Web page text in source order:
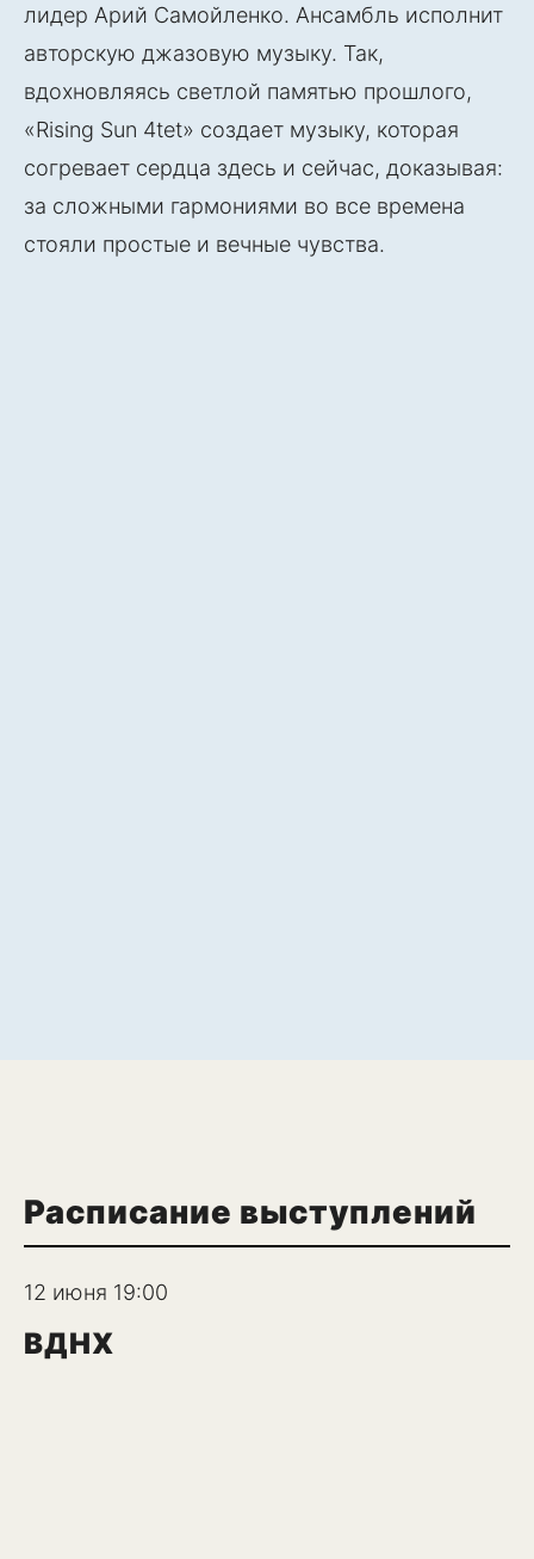
лидер Арий Самойленко. Ансамбль исполнит
авторскую джазовую музыку. Так,
вдохновляясь светлой памятью прошлого,
«Rising Sun 4tet» создает музыку, которая
согревает сердца здесь и сейчас, доказывая:
за сложными гармониями во все времена
стояли простые и вечные чувства.
Расписание выступлений
12 июня 19:00
ВДНХ